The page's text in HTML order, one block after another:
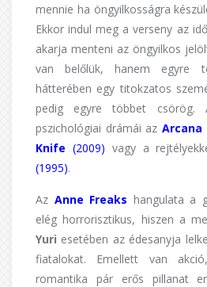
mennie ha öngyilkosságra
Ekkor indul meg a verseny az
akarja menteni az öngyilkos
van belőlük, hanem egyre
hátterében egy titokzatos
pedig egyre többet csörög.
pszichológiai drámái azArcana
Knife (2009) vagy a
(1995).
Az Anne Freaks hangulata a
elég horrorisztikus, hiszen a
Yuri esetében az édesanyja
fiatalokat. Emellett van
romantika pár erős pillanat